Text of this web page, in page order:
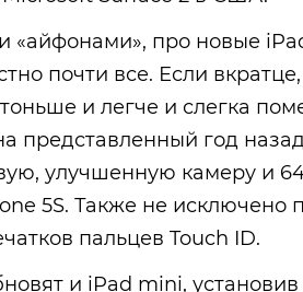
«айфонами», про новые
почти все. Если
и легче и слегка
представленный год
улучшенную камеру и
5S. Также не исключено
пальцев Touch ID.
и iPad mini, установив